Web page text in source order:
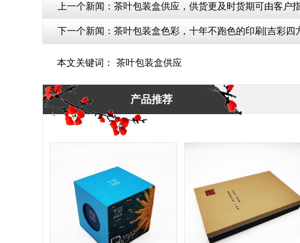
上一个新闻： 茶叶包装盒供应，供货更及时货期可由客户
下一个新闻： 茶叶包装盒色彩，十年不跑色的印刷[吉彩四
本文关键词： 茶叶包装盒供应
产品推荐